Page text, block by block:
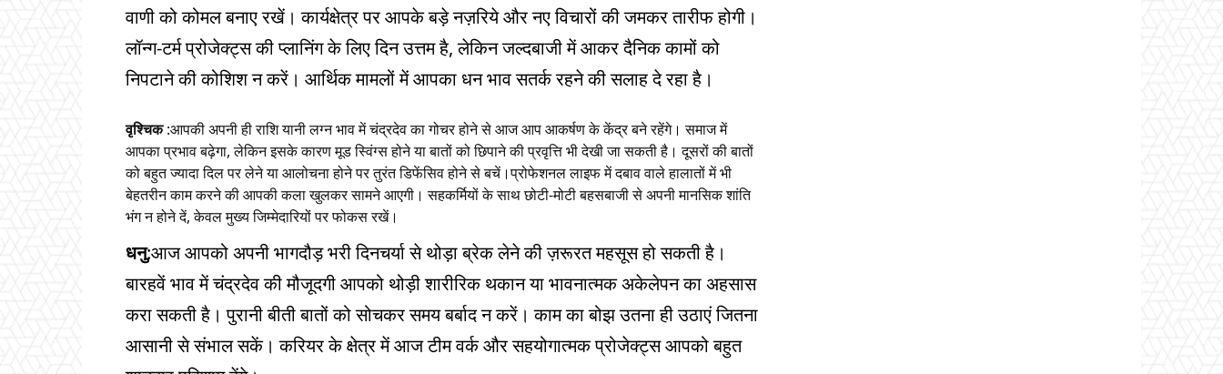
वाणी को कोमल बनाए रखें। कार्यक्षेत्र पर आपके बड़े नज़रिये और नए विचारों की जमकर तारीफ होगी।
लॉन्ग-टर्म प्रोजेक्ट्स की प्लानिंग के लिए दिन उत्तम है, लेकिन जल्दबाजी में आकर दैनिक कामों को
निपटाने की कोशिश न करें। आर्थिक मामलों में आपका धन भाव सतर्क रहने की सलाह दे रहा है।
वृश्चिक:आपकी अपनी ही राशि यानी लग्न भाव में चंद्रदेव का गोचर होने से आज आप आकर्षण के केंद्र बने रहेंगे। समाज में
आपका प्रभाव बढ़ेगा, लेकिन इसके कारण मूड स्विंग्स होने या बातों को छिपाने की प्रवृत्ति भी देखी जा सकती है। दूसरों की बातों
को बहुत ज्यादा दिल पर लेने या आलोचना होने पर तुरंत डिफेंसिव होने से बचें।प्रोफेशनल लाइफ में दबाव वाले हालातों में भी
बेहतरीन काम करने की आपकी कला खुलकर सामने आएगी। सहकर्मियों के साथ छोटी-मोटी बहसबाजी से अपनी मानसिक शांति
भंग न होने दें, केवल मुख्य जिम्मेदारियों पर फोकस रखें।
धनु:आज आपको अपनी भागदौड़ भरी दिनचर्या से थोड़ा ब्रेक लेने की ज़रूरत महसूस हो सकती है।
बारहवें भाव में चंद्रदेव की मौजूदगी आपको थोड़ी शारीरिक थकान या भावनात्मक अकेलेपन का अहसास
करा सकती है। पुरानी बीती बातों को सोचकर समय बर्बाद न करें। काम का बोझ उतना ही उठाएं जितना
आसानी से संभाल सकें। करियर के क्षेत्र में आज टीम वर्क और सहयोगात्मक प्रोजेक्ट्स आपको बहुत